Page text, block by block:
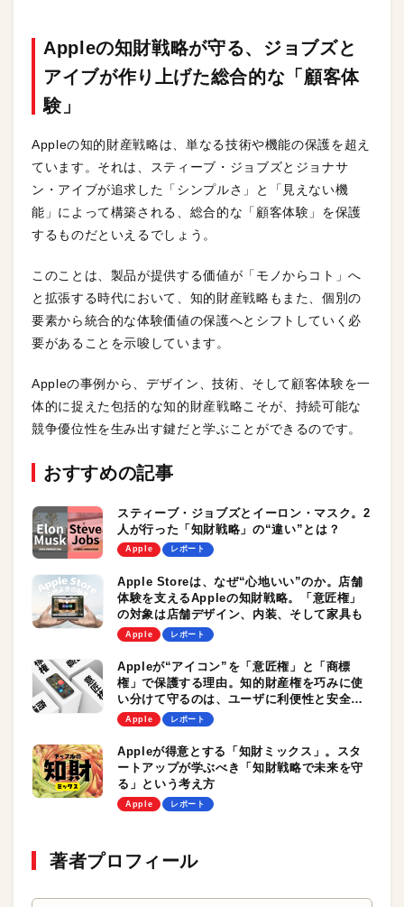
Appleの知財戦略が守る、ジョブズと
アイブが作り上げた総合的な「顧客体
験」
Appleの知的財産戦略は、単なる技術や機能の保護を超え
ています。それは、スティーブ・ジョブズとジョナサ
ン・アイブが追求した「シンプルさ」と「見えない機
能」によって構築される、総合的な「顧客体験」を保護
するものだといえるでしょう。
このことは、製品が提供する価値が「モノからコト」へ
と拡張する時代において、知的財産戦略もまた、個別の
要素から統合的な体験価値の保護へとシフトしていく必
要があることを示唆しています。
Appleの事例から、デザイン、技術、そして顧客体験を一
体的に捉えた包括的な知的財産戦略こそが、持続可能な
競争優位性を生み出す鍵だと学ぶことができるのです。
おすすめの記事
スティーブ・ジョブズとイーロン・マスク。2
人が行った「知財戦略」の“違い”とは？
Apple レポート
Apple Storeは、なぜ“心地いい”のか。店舗
体験を支えるAppleの知財戦略。「意匠権」
の対象は店舗デザイン、内装、そして家具も
Apple レポート
Appleが“アイコン”を「意匠権」と「商標
権」で保護する理由。知的財産権を巧みに使
い分けて守るのは、ユーザに利便性と安全性
を提供するため？
Apple レポート
Appleが得意とする「知財ミックス」。スタ
ートアップが学ぶべき「知財戦略で未来を守
る」という考え方
Apple レポート
著者プロフィール